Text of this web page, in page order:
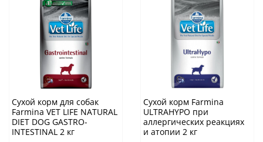
Сухой корм для собак
Farmina VET LIFE NATURAL
DIET DOG GASTRO-
INTESTINAL 2 кг
Сухой корм Farmina
ULTRAHYPO при
аллергических реакциях
и атопии 2 кг